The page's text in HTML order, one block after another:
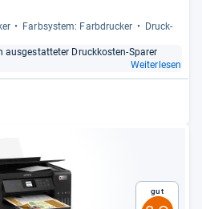
Farb­sys­tem: Farb­dru­cker
Druck­
aus­ge­stat­te­ter Druck­kos­ten-​Spa­rer
Weiterlesen
Gut